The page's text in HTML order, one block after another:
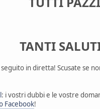
TANTI
seguito in diretta! Scusate
: i vostri dubbi e le vostre
Facebook!